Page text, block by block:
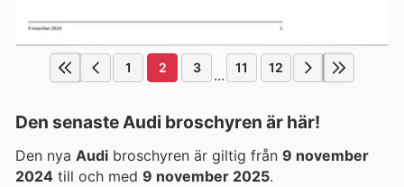
1 2 3 ... 11 12
Den senaste Audi broschyren är här!
Den nya Audi broschyren är giltig från 9 november
2024 till och med 9 november 2025.